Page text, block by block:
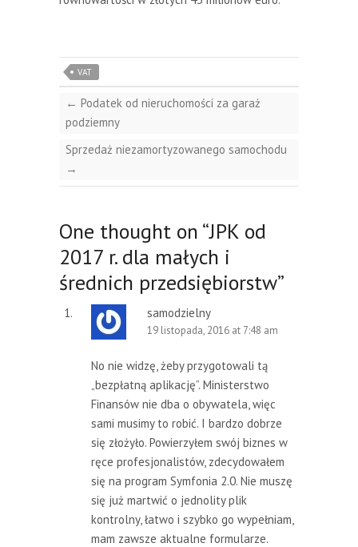
VAT
← Podatek od nieruchomości za garaż
podziemny
Sprzedaż niezamortyzowanego samochodu
→
One thought on “JPK od
2017 r. dla małych i
średnich przedsiębiorstw”
samodzielny
19 listopada, 2016 at 7:48 am
No nie widzę, żeby przygotowali tą
„bezpłatną aplikację”. Ministerstwo
Finansów nie dba o obywatela, więc
sami musimy to robić. I bardzo dobrze
się złożyło. Powierzyłem swój biznes w
ręce profesjonalistów, zdecydowałem
się na program Symfonia 2.0. Nie muszę
się już martwić o jednolity plik
kontrolny, łatwo i szybko go wypełniam,
mam zawsze aktualne formularze.